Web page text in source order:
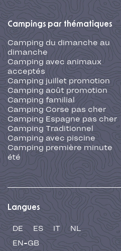
Campings par thématiques
Camping du dimanche au
dimanche
Camping avec animaux
acceptés
Camping juillet promotion
Camping août promotion
Camping familial
Camping Corse pas cher
Camping Espagne pas cher
Camping Traditionnel
Camping avec piscine
Camping première minute
été
Langues
DE ES IT
NL
EN-GB